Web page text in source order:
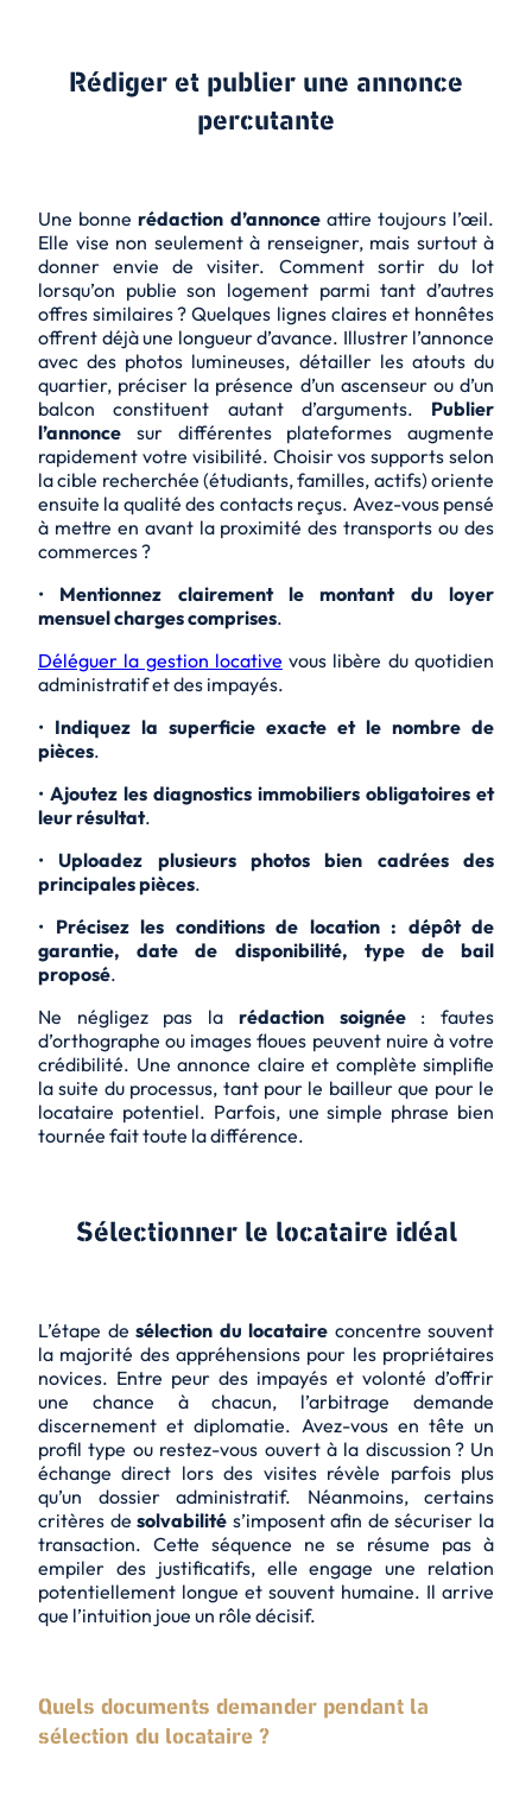
Rédiger et publier une annonce
percutante
Une bonnerédaction d’annonceattire toujours l’œil.
Elle vise non seulement à renseigner, mais surtout à
donner envie de visiter. Comment sortir du lot
lorsqu’on publie son logement parmi tant d’autres
offres similaires ? Quelques lignes claires et honnêtes
offrent déjà une longueur d’avance. Illustrer l’annonce
avec des photos lumineuses, détailler les atouts du
quartier, préciser la présence d’un ascenseur ou d’un
balcon constituent autant d’arguments. Publier
l’annonce sur différentes plateformes augmente
rapidement votre visibilité. Choisir vos supports selon
la cible recherchée (étudiants, familles, actifs) oriente
ensuite la qualité des contacts reçus. Avez-vous pensé
à mettre en avant la proximité des transports ou des
commerces ?
• Mentionnez clairement le montant du loyer
mensuel charges comprises.
Déléguer la gestion locative vous libère du quotidien
administratif et des impayés.
• Indiquez la superficie exacte et le nombre de
pièces.
• Ajoutez les diagnostics immobiliers obligatoires et
leur résultat.
• Uploadez plusieurs photos bien cadrées des
principales pièces.
• Précisez les conditions de location : dépôt de
garantie, date de disponibilité, type de bail
proposé.
Ne négligez pas la rédaction soignée: fautes
d’orthographe ou images floues peuvent nuire à votre
crédibilité. Une annonce claire et complète simplifie
la suite du processus, tant pour le bailleur que pour le
locataire potentiel. Parfois, une simple phrase bien
tournée fait toute la différence.
Sélectionner le locataire idéal
L’étape de sélection du locataire concentre souvent
la majorité des appréhensions pour les propriétaires
novices. Entre peur des impayés et volonté d’offrir
une chance à chacun, l’arbitrage demande
discernement et diplomatie. Avez-vous en tête un
profil type ou restez-vous ouvert à la discussion ? Un
échange direct lors des visites révèle parfois plus
qu’un dossier administratif. Néanmoins, certains
critères desolvabilité s’imposent afin de sécuriser la
transaction. Cette séquence ne se résume pas à
empiler des justificatifs, elle engage une relation
potentiellement longue et souvent humaine. Il arrive
que l’intuition joue un rôle décisif.
Quels documents demander pendant la
sélection du locataire ?